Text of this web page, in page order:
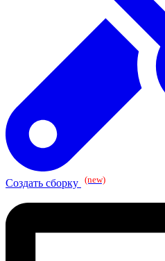
Создать сборку (new)